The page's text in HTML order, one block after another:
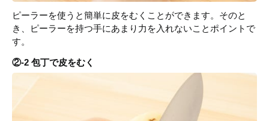
ピーラーを使うと簡単に皮をむくことができます。そのと
き、ピーラーを持つ手にあまり力を入れないことポイントで
す。
②-2 包丁で皮をむく